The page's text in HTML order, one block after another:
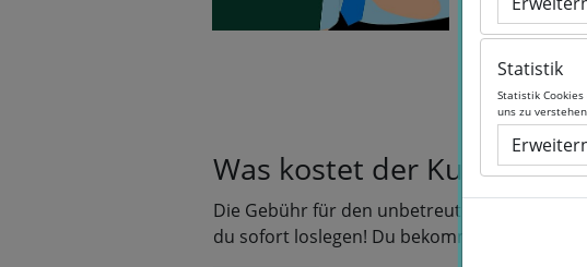
Was kostet der Kurs?
Die Gebühr für den unbetreuten
du sofort loslegen! Du bekommst Zugang
Statistik
Statistik
uns zu
Statistik
Statistik
uns zu